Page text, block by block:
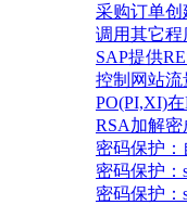
采购订单创
调用其它
SAP提供
控制网站流
PO(PI,XI)
RSA加解密
密码保护
密码保护：
密码保护：